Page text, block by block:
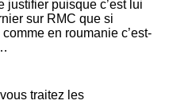
justifier puisque c’est lui
sur RMC que si
en roumanie c’est-
traitez les